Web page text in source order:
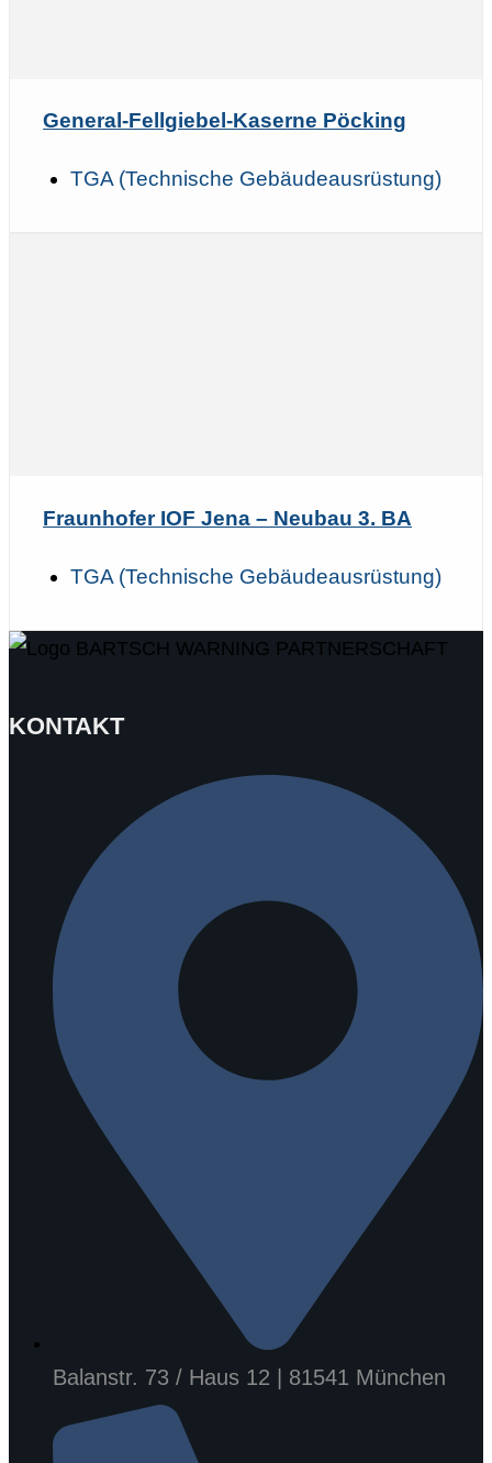
General-Fellgiebel-Kaserne Pöcking
TGA (Technische Gebäudeausrüstung)
Fraunhofer IOF Jena – Neubau 3. BA
TGA (Technische Gebäudeausrüstung)
KONTAKT
Balanstr. 73 / Haus 12 | 81541 München